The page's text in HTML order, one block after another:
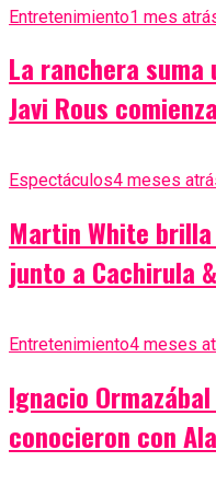
Entretenimiento1 mes
La ranchera suma
Javi Rous
Espectáculos4 meses
Martin White
junto a Cachirula
Entretenimiento4 meses
Ignacio
conocieron con